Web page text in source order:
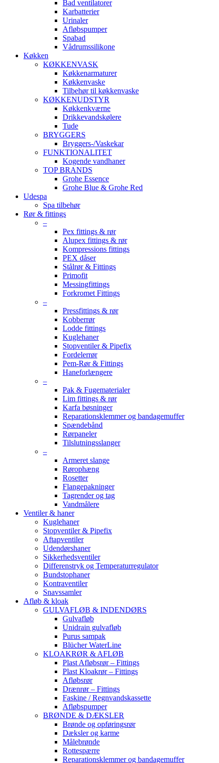
Bad ventilatorer
Karbatterier
Urinaler
Afløbspumper
Spabad
Vådrumssilikone
Køkken
KØKKENVASK
Køkkenarmaturer
Køkkenvaske
Tilbehør til køkkenvaske
KØKKENUDSTYR
Køkkenkværne
Drikkevandskølere
Tude
BRYGGERS
Bryggers-/Vaskekar
FUNKTIONALITET
Kogende vandhaner
TOP BRANDS
Grohe Essence
Grohe Blue & Grohe Red
Udespa
Spa tilbehør
Rør & fittings
–
Pex fittings & rør
Alupex fittings & rør
Kompressions fittings
PEX dåser
Stålrør & Fittings
Primofit
Messingfittings
Forkromet Fittings
–
Pressfittings & rør
Kobberrør
Lodde fittings
Kuglehaner
Stopventiler & Pipefix
Fordelerrør
Pem-Rør & Fittings
Haneforlængere
–
Pak & Fugematerialer
Lim fittings & rør
Karfa bøsninger
Reparationsklemmer og bandagemuffer
Spændebånd
Rørpaneler
Tilslutningsslanger
–
Armeret slange
Rørophæng
Rosetter
Flangepakninger
Tagrender og tag
Vandmålere
Ventiler & haner
Kuglehaner
Stopventiler & Pipefix
Aftapventiler
Udendørshaner
Sikkerhedsventiler
Differenstryk og Temperaturregulator
Bundstophaner
Kontraventiler
Snavssamler
Afløb & kloak
GULVAFLØB & INDENDØRS
Gulvafløb
Unidrain gulvafløb
Purus sampak
Blücher WaterLine
KLOAKRØR & AFLØB
Plast Afløbsrør – Fittings
Plast Kloakrør – Fittings
Afløbsrør
Drænrør – Fittings
Faskine / Regnvandskassette
Afløbspumper
BRØNDE & DÆKSLER
Brønde og opføringsrør
Dæksler og karme
Målebrønde
Rottespærre
Reparationsklemmer og bandagemuffer